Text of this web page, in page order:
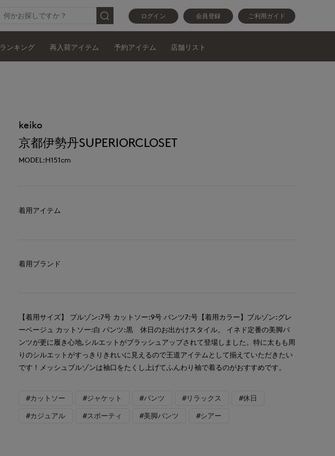
ログイン 会員登録 ご利用ガイド
ランキング 再入荷アイテム 予約アイテム 店舗リスト
keiko
京都伊勢丹SUPERIORCLOSET
MODEL:H151cm
着用アイテム
着用ブランド
【着用サイズ】 ブルゾン:7号 カットソー:9号 パンツ7:号【着用カラー】ブルゾン:グレ
ーベージュ カットソー:白 パンツ:黒 休日のお出かけスタイル。 イネド定番の美脚パ
ンツが更に履き心地,シルエットがブラッシュアップされて登場しました。特に太もも周
りのシルエットがすっきりきれいに見えるので王道アイテムとして揃えていただきたい
です！メッシュブルゾンは袖口をたくし上げてふんわり袖で着るのがおすすめです。
#カットソー #ジャケット #パンツ #リラックス #休日
#カジュアル #スポーティ #美脚パンツ #シアー